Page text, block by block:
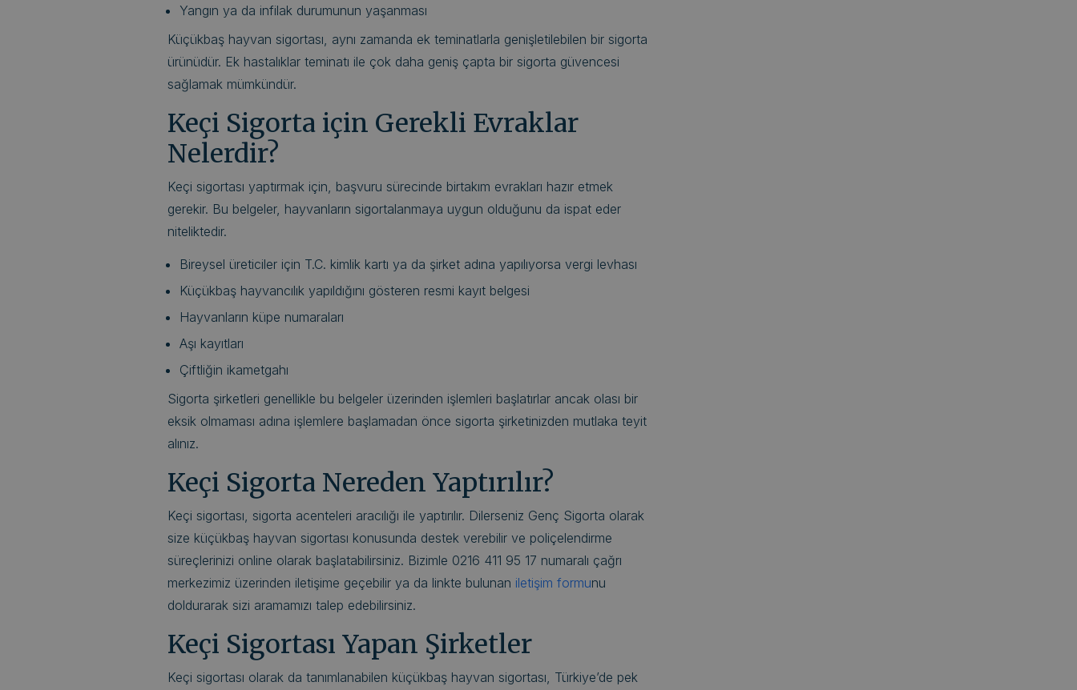
Yangın ya da infilak durumunun yaşanması
Küçükbaş hayvan sigortası, aynı zamanda ek teminatlarla genişletilebilen bir sigorta
ürünüdür. Ek hastalıklar teminatı ile çok daha geniş çapta bir sigorta güvencesi
sağlamak mümkündür.
Keçi Sigorta için Gerekli Evraklar
Nelerdir?
Keçi sigortası yaptırmak için, başvuru sürecinde birtakım evrakları hazır etmek
gerekir. Bu belgeler, hayvanların sigortalanmaya uygun olduğunu da ispat eder
niteliktedir.
Bireysel üreticiler için T.C. kimlik kartı ya da şirket adına yapılıyorsa vergi levhası
Küçükbaş hayvancılık yapıldığını gösteren resmi kayıt belgesi
Hayvanların küpe numaraları
Aşı kayıtları
Çiftliğin ikametgahı
Sigorta şirketleri genellikle bu belgeler üzerinden işlemleri başlatırlar ancak olası bir
eksik olmaması adına işlemlere başlamadan önce sigorta şirketinizden mutlaka teyit
alınız.
Keçi Sigorta Nereden Yaptırılır?
Keçi sigortası, sigorta acenteleri aracılığı ile yaptırılır. Dilerseniz Genç Sigorta olarak
size küçükbaş hayvan sigortası konusunda destek verebilir ve poliçelendirme
süreçlerinizi online olarak başlatabilirsiniz. Bizimle 0216 411 95 17 numaralı çağrı
merkezimiz üzerinden iletişime geçebilir ya da linkte bulunan iletişim formunu
doldurarak sizi aramamızı talep edebilirsiniz.
Keçi Sigortası Yapan Şirketler
Keçi sigortası olarak da tanımlanabilen küçükbaş hayvan sigortası, Türkiye’de pek